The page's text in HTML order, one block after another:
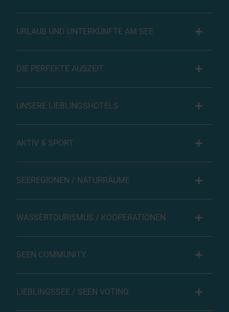
URLAUB UND UNTERKÜNFTE AM SEE
DIE PERFEKTE AUSZEIT
UNSERE LIEBLINGSHOTELS
AKTIV & SPORT
SEEREGIONEN / NATURRÄUME
WASSERTOURISMUS / KOOPERATIONEN
SEEN COMMUNITY
LIEBLINGSSEE / SEEN VOTING